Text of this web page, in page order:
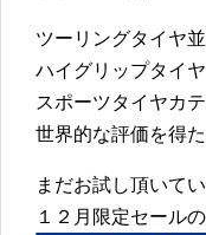
ツーリングタイヤ
ハイグリップタイ
スポーツタイヤカ
世界的な評価を得
まだお試し頂いて
１２月限定セール